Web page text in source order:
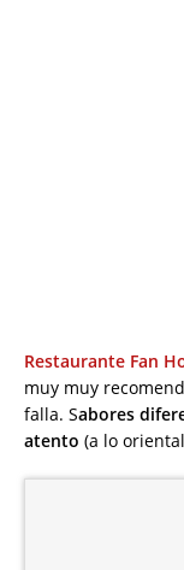
Restaurante Fan
muy muy
falla. Sabores
atento (a lo